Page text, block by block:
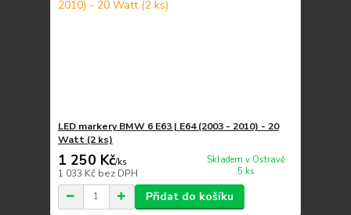
LED markery BMW 6 E63 | E64 (2003 - 2010) - 20
Watt (2 ks)
1 250 Kč/ks
1 033 Kč bez DPH
Skladem v Ostravě
5 ks
Přidat do košíku